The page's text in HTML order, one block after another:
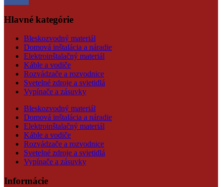
Hlavné kategórie
Bleskozvodný materiál
Domová inštalácia a náradie
Elektroinštalačný materiál
Káble a vodiče
Rozvádzače a rozvodnice
Svetelné zdroje a svietidlá
Vypínače a zásuvky
Bleskozvodný materiál
Domová inštalácia a náradie
Elektroinštalačný materiál
Káble a vodiče
Rozvádzače a rozvodnice
Svetelné zdroje a svietidlá
Vypínače a zásuvky
Informácie